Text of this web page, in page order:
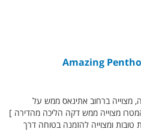
Amazing
מצוייה ברחוב אתינאס ממש על
מצוייה ממש דקה הליכה מהדירה ]
ומצוייה להזמנה בטוחה דרך